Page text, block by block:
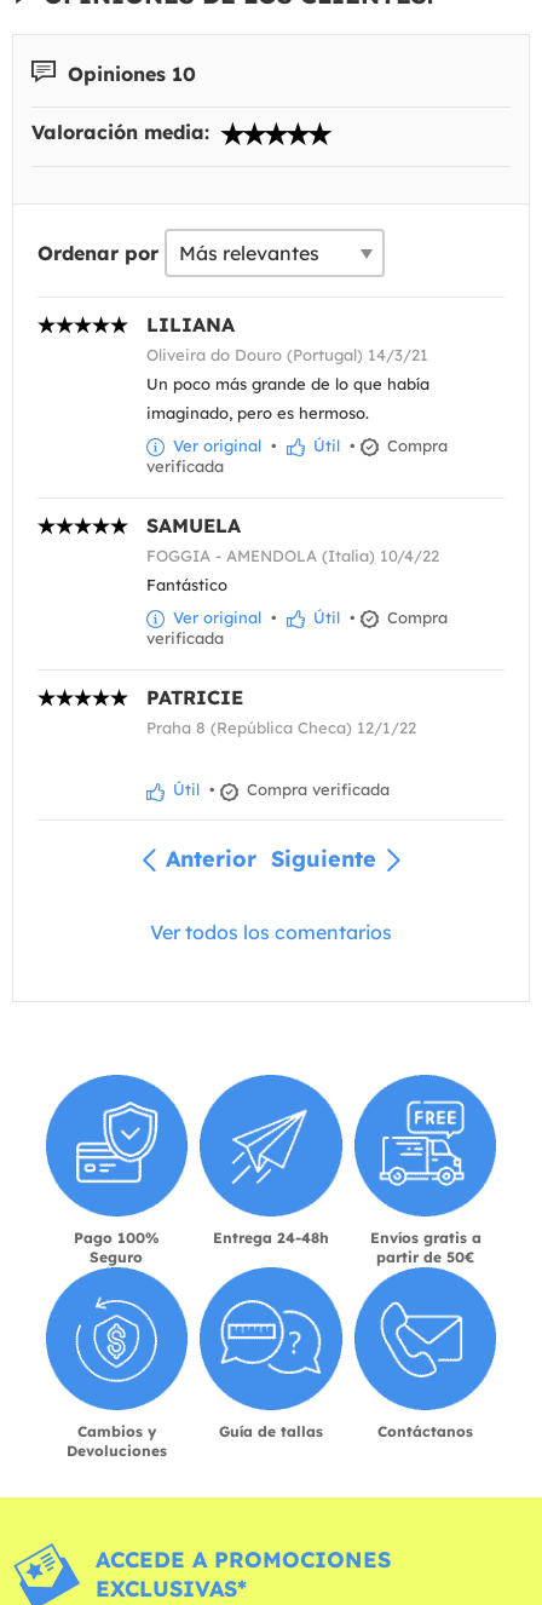
Opiniones 10
Valoración media:
Ordenar por
LILIANA
Oliveira do Douro (Portugal) 14/3/21
Un poco más grande de lo que había
imaginado, pero es hermoso.
Ver original • Útil •
Compra
verificada
SAMUELA
FOGGIA - AMENDOLA (Italia) 10/4/22
Fantástico
Ver original • Útil •
Compra
verificada
PATRICIE
Praha 8 (República Checa) 12/1/22
Útil • Compra verificada
Anterior Siguiente
Ver todos los comentarios
Pago 100%
Seguro
Entrega 24-48h
Envíos gratis a
partir de 50€
Cambios y
Devoluciones
Guía de tallas Contáctanos
ACCEDE A PROMOCIONES
EXCLUSIVAS*